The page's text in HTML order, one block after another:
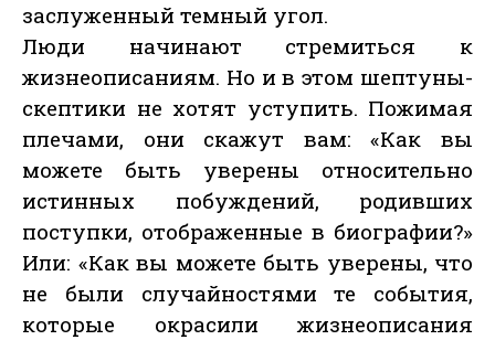
заслуженный темный угол.
Люди начинают стремиться к
жизнеописаниям. Но и в этом шептуны-
скептики не хотят уступить. Пожимая
плечами, они скажут вам: «Как вы
можете быть уверены относительно
истинных побуждений, родивших
поступки, отображенные в биографии?»
Или: «Как вы можете быть уверены, что
не были случайностями те события,
которые окрасили жизнеописания